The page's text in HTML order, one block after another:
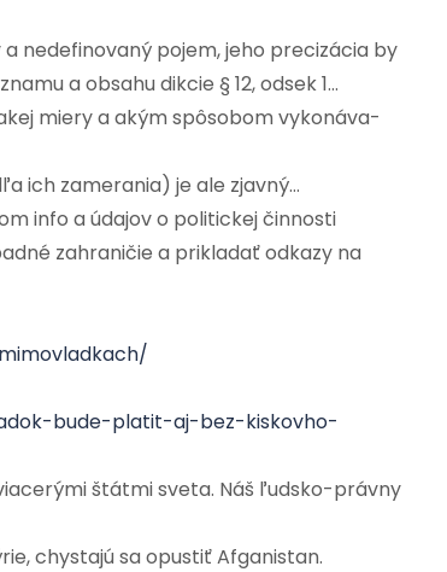
nedefinovaný pojem, jeho precizácia by
a obsahu dikcie § 12, odsek 1…
miery a akým spôsobom vykonáva-
ich zamerania) je ale zjavný…
info a údajov o politickej činnosti
zahraničie a prikladať odkazy na
bude-platit-aj-bez-kiskovho-
štátmi sveta. Náš ľudsko-právny
chystajú sa opustiť Afganistan.